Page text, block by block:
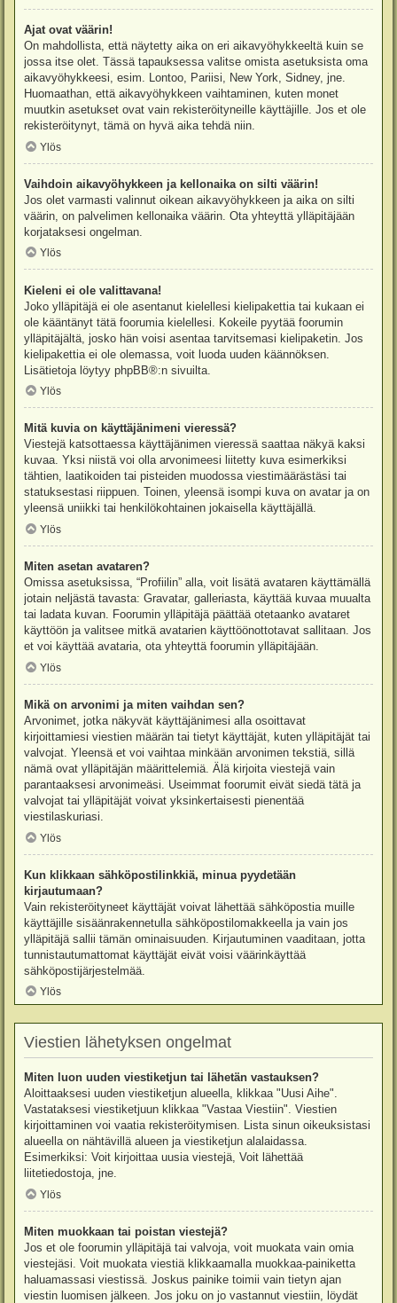
Ajat ovat väärin!
On mahdollista, että näytetty aika on eri aikavyöhykkeeltä kuin se
jossa itse olet. Tässä tapauksessa valitse omista asetuksista oma
aikavyöhykkeesi, esim. Lontoo, Pariisi, New York, Sidney, jne.
Huomaathan, että aikavyöhykkeen vaihtaminen, kuten monet
muutkin asetukset ovat vain rekisteröityneille käyttäjille. Jos et ole
rekisteröitynyt, tämä on hyvä aika tehdä niin.
Ylös
Vaihdoin aikavyöhykkeen ja kellonaika on silti väärin!
Jos olet varmasti valinnut oikean aikavyöhykkeen ja aika on silti
väärin, on palvelimen kellonaika väärin. Ota yhteyttä ylläpitäjään
korjataksesi ongelman.
Ylös
Kieleni ei ole valittavana!
Joko ylläpitäjä ei ole asentanut kielellesi kielipakettia tai kukaan ei
ole kääntänyt tätä foorumia kielellesi. Kokeile pyytää foorumin
ylläpitäjältä, josko hän voisi asentaa tarvitsemasi kielipaketin. Jos
kielipakettia ei ole olemassa, voit luoda uuden käännöksen.
Lisätietoja löytyy phpBB®:n sivuilta.
Ylös
Mitä kuvia on käyttäjänimeni vieressä?
Viestejä katsottaessa käyttäjänimen vieressä saattaa näkyä kaksi
kuvaa. Yksi niistä voi olla arvonimeesi liitetty kuva esimerkiksi
tähtien, laatikoiden tai pisteiden muodossa viestimäärästäsi tai
statuksestasi riippuen. Toinen, yleensä isompi kuva on avatar ja on
yleensä uniikki tai henkilökohtainen jokaisella käyttäjällä.
Ylös
Miten asetan avataren?
Omissa asetuksissa, “Profiilin” alla, voit lisätä avataren käyttämällä
jotain neljästä tavasta: Gravatar, galleriasta, käyttää kuvaa muualta
tai ladata kuvan. Foorumin ylläpitäjä päättää otetaanko avataret
käyttöön ja valitsee mitkä avatarien käyttöönottotavat sallitaan. Jos
et voi käyttää avataria, ota yhteyttä foorumin ylläpitäjään.
Ylös
Mikä on arvonimi ja miten vaihdan sen?
Arvonimet, jotka näkyvät käyttäjänimesi alla osoittavat
kirjoittamiesi viestien määrän tai tietyt käyttäjät, kuten ylläpitäjät tai
valvojat. Yleensä et voi vaihtaa minkään arvonimen tekstiä, sillä
nämä ovat ylläpitäjän määrittelemiä. Älä kirjoita viestejä vain
parantaaksesi arvonimeäsi. Useimmat foorumit eivät siedä tätä ja
valvojat tai ylläpitäjät voivat yksinkertaisesti pienentää
viestilaskuriasi.
Ylös
Kun klikkaan sähköpostilinkkiä, minua pyydetään
kirjautumaan?
Vain rekisteröityneet käyttäjät voivat lähettää sähköpostia muille
käyttäjille sisäänrakennetulla sähköpostilomakkeella ja vain jos
ylläpitäjä sallii tämän ominaisuuden. Kirjautuminen vaaditaan, jotta
tunnistautumattomat käyttäjät eivät voisi väärinkäyttää
sähköpostijärjestelmää.
Ylös
Viestien lähetyksen ongelmat
Miten luon uuden viestiketjun tai lähetän vastauksen?
Aloittaaksesi uuden viestiketjun alueella, klikkaa "Uusi Aihe".
Vastataksesi viestiketjuun klikkaa "Vastaa Viestiin". Viestien
kirjoittaminen voi vaatia rekisteröitymisen. Lista sinun oikeuksistasi
alueella on nähtävillä alueen ja viestiketjun alalaidassa.
Esimerkiksi: Voit kirjoittaa uusia viestejä, Voit lähettää
liitetiedostoja, jne.
Ylös
Miten muokkaan tai poistan viestejä?
Jos et ole foorumin ylläpitäjä tai valvoja, voit muokata vain omia
viestejäsi. Voit muokata viestiä klikkaamalla muokkaa-painiketta
haluamassasi viestissä. Joskus painike toimii vain tietyn ajan
viestin luomisen jälkeen. Jos joku on jo vastannut viestiin, löydät